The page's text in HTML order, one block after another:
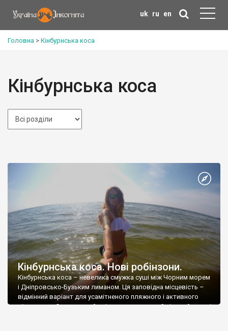
uk ru en
Головна > Кінбурнська коса
Кінбурнська коса
Кінбурнська коса. Нові робінзони.
Кінбурнська коса – невелика смужка суші між Чорним морем
і Дніпровсько-Бузьким лиманом. Ця заповідна місцевість –
відмінний варіант для усамітненого пляжного і активного
відпочинку. Сприятливий клімат, довжелезний піщаний пляж і